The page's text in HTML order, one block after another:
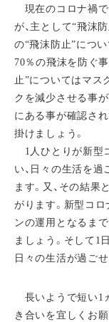
現在のコロナ禍で
が、主として“飛沫
の“飛沫防止”につ
70％の飛沫を防ぐ
止”についてはマス
クを減少させる事
にある事が確認さ
掛けましょう。
1人ひとりが新型
い、日々の生活を
ます。又、その結
がります。新型コ
ンの運用となるま
ましょう。そして1
日々の生活が過ご
長いようで短い1
き合いを宜しくお願